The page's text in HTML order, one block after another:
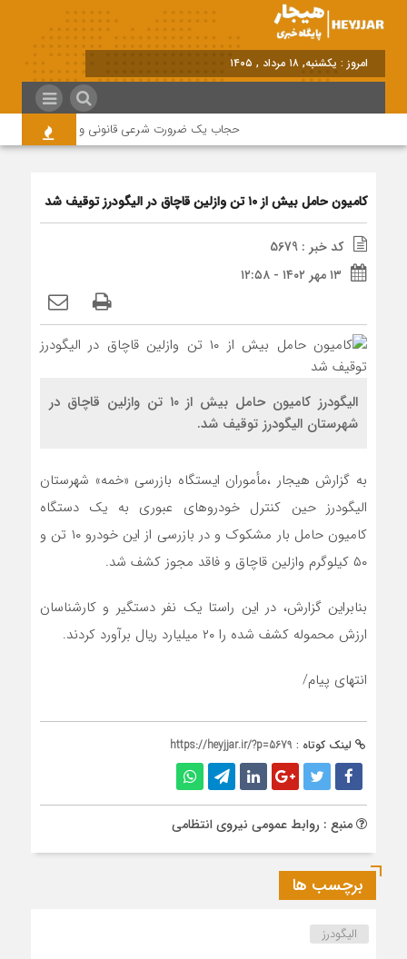
امروز : یکشنبه, ۱۸ مرداد , ۱۴۰۵
حجاب یک ضرورت شرعی قانونی و همه در این
کامیون حامل بیش از ۱۰ تن وازلین قاچاق در الیگودرز توقیف شد
کد خبر : 5679
۱۳ مهر ۱۴۰۲ - ۱۲:۵۸
الیگودرز کامیون حامل بیش از ۱۰ تن وازلین قاچاق در
شهرستان الیگودرز توقیف شد.
به گزارش هیجار ،مأموران ایستگاه بازرسی «خمه» شهرستان
الیگودرز حین کنترل خودروهای عبوری به یک دستگاه
کامیون حامل بار مشکوک و در بازرسی از این خودرو ۱۰ تن و
۵۰ کیلوگرم وازلین قاچاق و فاقد مجوز کشف شد.
بنابراین گزارش، در این راستا یک نفر دستگیر و کارشناسان
ارزش محموله کشف شده را ۲۰ میلیارد ریال برآورد کردند.
انتهای پیام/
لینک کوتاه : https://heyjjar.ir/?p=5679
منبع : روابط عمومی نیروی انتظامی
برچسب ها
الیگودرز